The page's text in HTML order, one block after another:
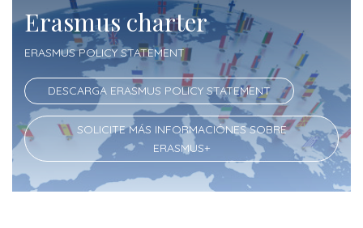
Erasmus charter
ERASMUS POLICY STATEMENT
DESCARGA ERASMUS POLICY STATEMENT
SOLICITE MÁS INFORMACIÓNES SOBRE
ERASMUS+